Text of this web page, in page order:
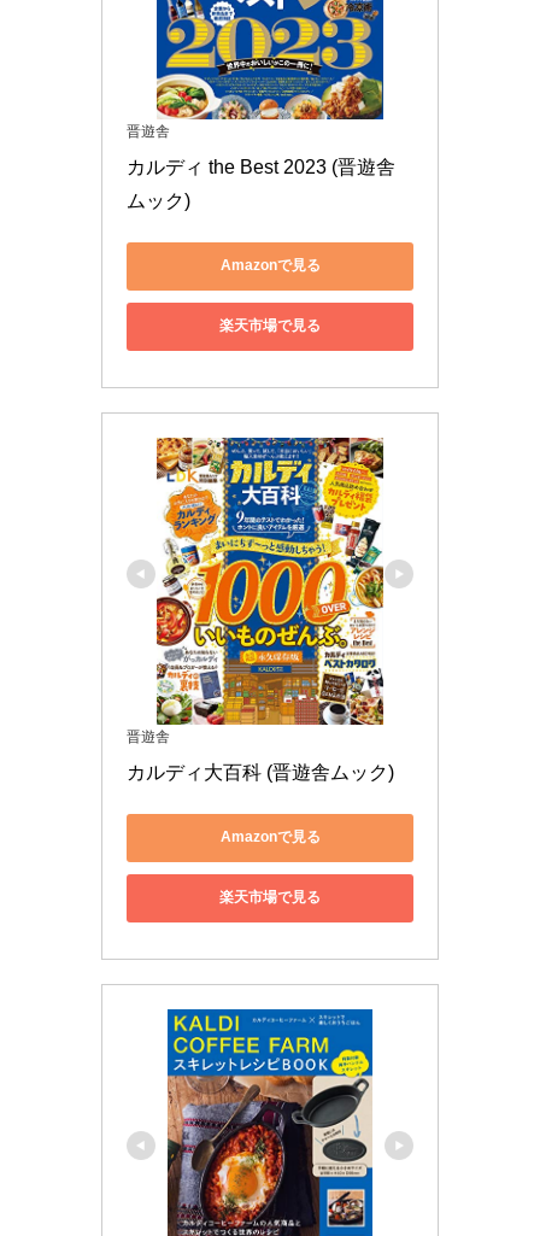
晋遊舎
カルディ the Best 2023 (晋遊舎
ムック)
Amazonで見る
楽天市場で見る
晋遊舎
カルディ大百科 (晋遊舎ムック)
Amazonで見る
楽天市場で見る